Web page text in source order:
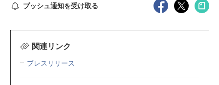
プッシュ通知を受け取る
関連リンク
プレスリリース